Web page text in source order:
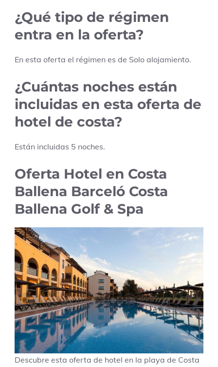
¿Qué tipo de régimen
entra en la oferta?
En esta oferta el régimen es de Solo alojamiento.
¿Cuántas noches están
incluidas en esta oferta de
hotel de costa?
Están incluidas 5 noches.
Oferta Hotel en Costa
Ballena Barceló Costa
Ballena Golf & Spa
Descubre esta oferta de hotel en la playa de Costa